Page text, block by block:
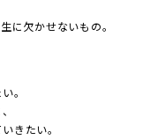
に欠かせないもの。
。
きたい。